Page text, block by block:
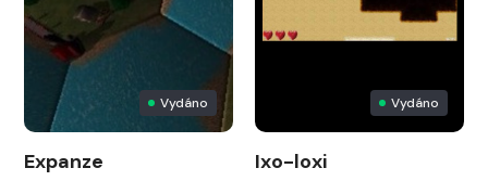
Vydáno
Expanze
Vydáno
Ixo-loxi